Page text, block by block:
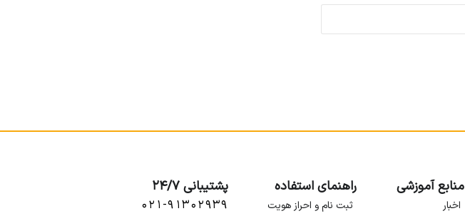
منابع آموزشی
اخبار
راهنمای استفاده
ثبت نام و احراز هویت
پشتیبانی 24/7
۰۲۱-۹۱۳۰۲۹۳۹